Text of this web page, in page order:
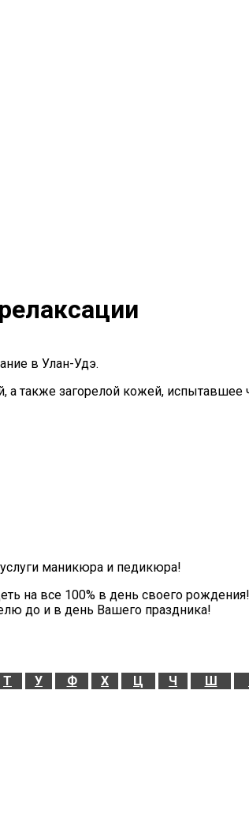
в Улан-Удэ.
а также загорелой кожей,
маникюра и педикюра!
на все 100% в день своего
до и в день Вашего праздника!
Т У Ф Х Ц Ч Ш